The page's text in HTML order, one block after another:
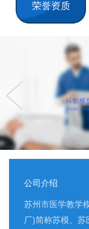
荣誉资质
公司介绍
苏州市医学教学
厂)简称苏模、